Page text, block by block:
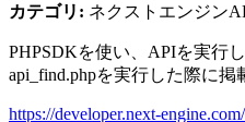
カテゴリ: ネクストエンジン
PHPSDKを使い、APIを実行
api_find.phpを実行した際に掲
https://developer.next-